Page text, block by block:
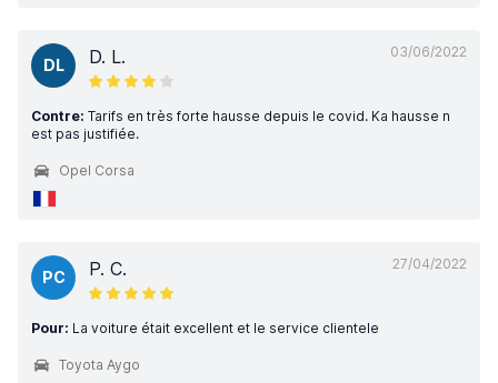
03/06/2022
DL D. L.
Contre: Tarifs en très forte hausse depuis le covid. Ka hausse n
est pas justifiée.
Opel Corsa
27/04/2022
PC P. C.
Pour: La voiture était excellent et le service clientele
Toyota Aygo